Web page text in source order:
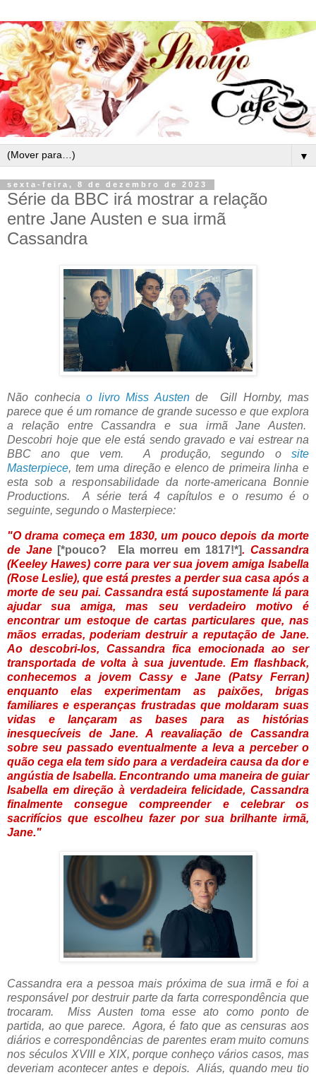
▼
sexta-feira, 8 de dezembro de 2023
Série da BBC irá mostrar a relação
entre Jane Austen e sua irmã
Cassandra
Não conhecia o livro Miss Austende Gill Hornby, mas
parece que é um romance de grande sucesso e que explora
a relação entre Cassandra e sua irmã Jane Austen.
Descobri hoje que ele está sendo gravado e vai estrear na
BBC ano que vem. A produção, segundo o site
Masterpiece, tem uma direção e elenco de primeira linha e
esta sob a responsabilidade da norte-americana Bonnie
Productions. A série terá 4 capítulos e o resumo é o
seguinte, segundo o Masterpiece:
"O drama começa em 1830, um pouco depois da morte
de Jane
[*pouco? Ela morreu em 1817!*]. Cassandra
(Keeley Hawes) corre para ver sua jovem amiga Isabella
(Rose Leslie), que está prestes a perder sua casa após a
morte de seu pai. Cassandra está supostamente lá para
ajudar sua amiga, mas seu verdadeiro motivo é
encontrar um estoque de cartas particulares que, nas
mãos erradas, poderiam destruir a reputação de Jane.
Ao descobri-los, Cassandra fica emocionada ao ser
transportada de volta à sua juventude. Em flashback,
conhecemos a jovem Cassy e Jane (Patsy Ferran)
enquanto elas experimentam as paixões, brigas
familiares e esperanças frustradas que moldaram suas
vidas e lançaram as bases para as histórias
inesquecíveis de Jane. A reavaliação de Cassandra
sobre seu passado eventualmente a leva a perceber o
quão cega ela tem sido para a verdadeira causa da dor e
angústia de Isabella. Encontrando uma maneira de guiar
Isabella em direção à verdadeira felicidade, Cassandra
finalmente consegue compreender e celebrar os
sacrifícios que escolheu fazer por sua brilhante irmã,
Jane."
Cassandra era a pessoa mais próxima de sua irmã e foi a
responsável por destruir parte da farta correspondência que
trocaram. Miss Austen toma esse ato como ponto de
partida, ao que parece. Agora, é fato que as censuras aos
diários e correspondências de parentes eram muito comuns
nos séculos XVIII e XIX, porque conheço vários casos, mas
deveriam acontecer antes e depois. Aliás, quando meu tio